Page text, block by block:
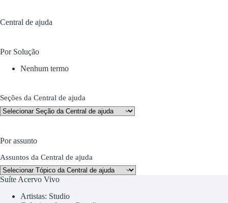
Central de ajuda
Por Solução
Nenhum termo
Seções da Central de ajuda
Por assunto
Assuntos da Central de ajuda
Suíte Acervo Vivo
Artistas: Studio